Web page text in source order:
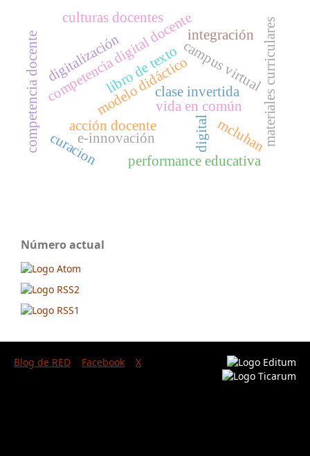
campus virtual
vida en común
acción docente
competencia digital docente
competencia docente materiales curriculares
modelo didáctico
digital
libro de texto
culturas docentes
integración
performance educativa
e-innovación mcluhan
clase invertida
digitalización
curacion
Número actual
Blog de RED Facebook X